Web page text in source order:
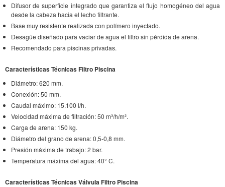
Difusor de superficie integrado que garantiza el flujo homogéneo del agua
desde la cabeza hacia el lecho filtrante.
Base muy resistente realizada con polímero inyectado.
Desagüe diseñado para vaciar de agua el filtro sin pérdida de arena.
Recomendado para piscinas privadas.
Características Técnicas Filtro Piscina
Diámetro: 620 mm.
Conexión: 50 mm.
Caudal máximo: 15.100 l/h.
Velocidad máxima de filtración: 50 m³/h/m².
Carga de arena: 150 kg.
Diámetro del grano de arena: 0,5-0,8 mm.
Presión máxima de trabajo: 2 bar.
Temperatura máxima del agua: 40° C.
Características Técnicas Válvula Filtro Piscina